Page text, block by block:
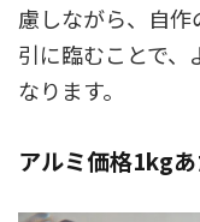
慮しながら、自
引に臨むことで
なります。
アルミ価格1kg